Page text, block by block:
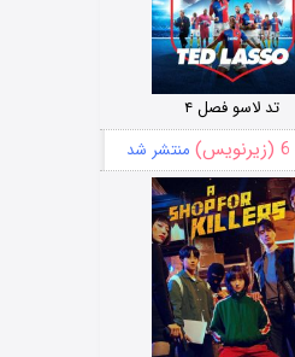
تد لاسو فصل ۴
6 (زیرنویس) منتشر شد